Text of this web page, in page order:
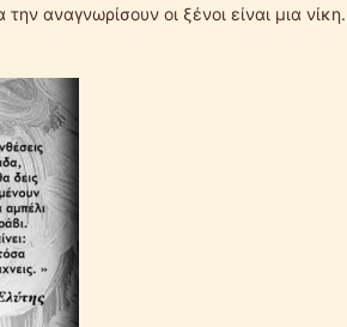
αναγνωρίσουν οι ξένοι είναι μια νίκη.